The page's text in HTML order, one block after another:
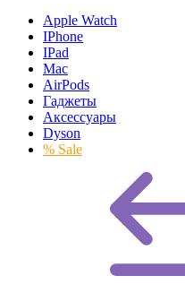
Apple Watch
IPhone
IPad
Mac
AirPods
Гаджеты
Аксессуары
Dyson
% Sale